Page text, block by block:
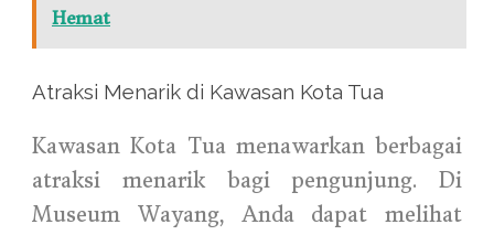
Hemat
Atraksi Menarik di Kawasan Kota Tua
Kawasan Kota Tua menawarkan berbagai
atraksi menarik bagi pengunjung. Di
Museum Wayang, Anda dapat melihat